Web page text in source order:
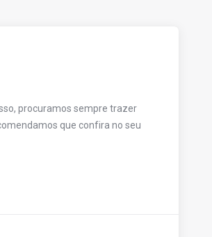
procuramos sempre trazer
que confira no seu